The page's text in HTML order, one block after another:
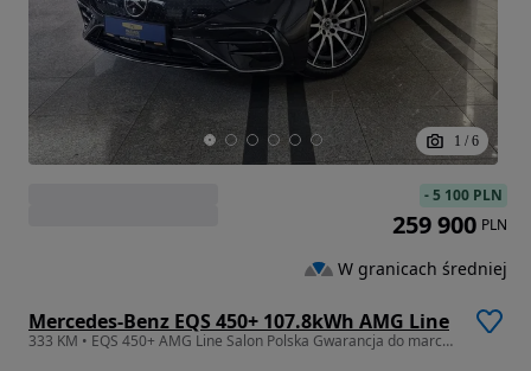
1 / 6
Mercedes-Benz EQS 450+ 107.8kWh AMG Line
333 KM • EQS 450+ AMG Line Salon Polska Gwarancja do marca 2027 Faktura VAT
-5 100 PLN
259 900 PLN
W granicach średniej